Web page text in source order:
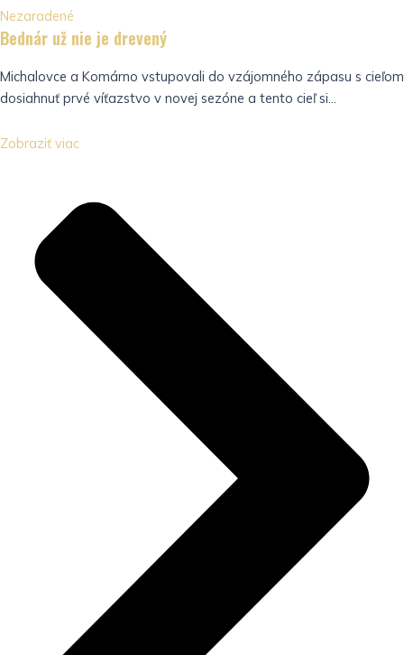
Nezaradené
Bednár už nie je drevený
Michalovce a Komárno vstupovali do vzájomného zápasu s cieľom
dosiahnuť prvé víťazstvo v novej sezóne a tento cieľ si...
Zobraziť viac